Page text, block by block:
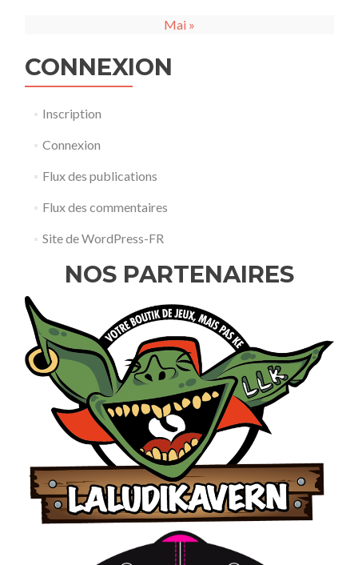
Mai »
CONNEXION
Inscription
Connexion
Flux des publications
Flux des commentaires
Site de WordPress-FR
NOS PARTENAIRES